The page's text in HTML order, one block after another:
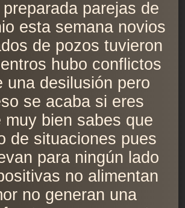
parejas de
esta semana novios
de pozos tuvieron
hubo conflictos
una desilusión pero
se acaba si eres
muy bien sabes que
de situaciones pues
para ningún lado
no alimentan
no generan una